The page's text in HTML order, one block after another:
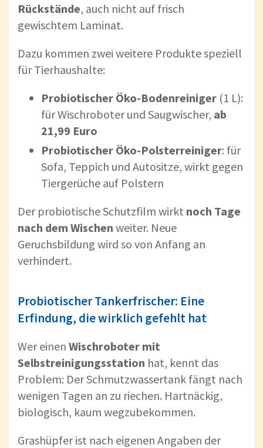
Rückstände, auch nicht auf frisch
gewischtem Laminat.
Dazu kommen zwei weitere Produkte speziell
für Tierhaushalte:
Probiotischer Öko-Bodenreiniger (1 L):
für Wischroboter und Saugwischer, ab
21,99 Euro
Probiotischer Öko-Polsterreiniger: für
Sofa, Teppich und Autositze, wirkt gegen
Tiergerüche auf Polstern
Der probiotische Schutzfilm wirkt noch Tage
nach dem Wischen weiter. Neue
Geruchsbildung wird so von Anfang an
verhindert.
Probiotischer Tankerfrischer: Eine
Erfindung, die wirklich gefehlt hat
Wer einen Wischroboter mit
Selbstreinigungsstation hat, kennt das
Problem: Der Schmutzwassertank fängt nach
wenigen Tagen an zu riechen. Hartnäckig,
biologisch, kaum wegzubekommen.
Grashüpfer ist nach eigenen Angaben der